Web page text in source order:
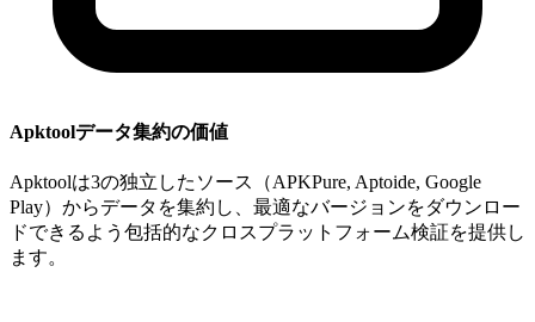
Apktoolデータ集約の価値
Apktoolは3の独立したソース（APKPure, Aptoide, Google
Play）からデータを集約し、最適なバージョンをダウンロー
ドできるよう包括的なクロスプラットフォーム検証を提供し
ます。